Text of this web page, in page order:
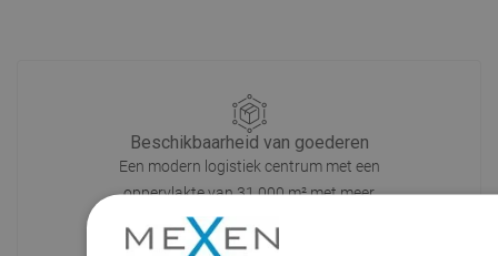
Beschikbaarheid van goederen
Een modern logistiek centrum met een
oppervlakte van 31.000 m² met meer
dan 68.000 palletplaatsen biedt meer
dan 1500.000 beschikbare producten!